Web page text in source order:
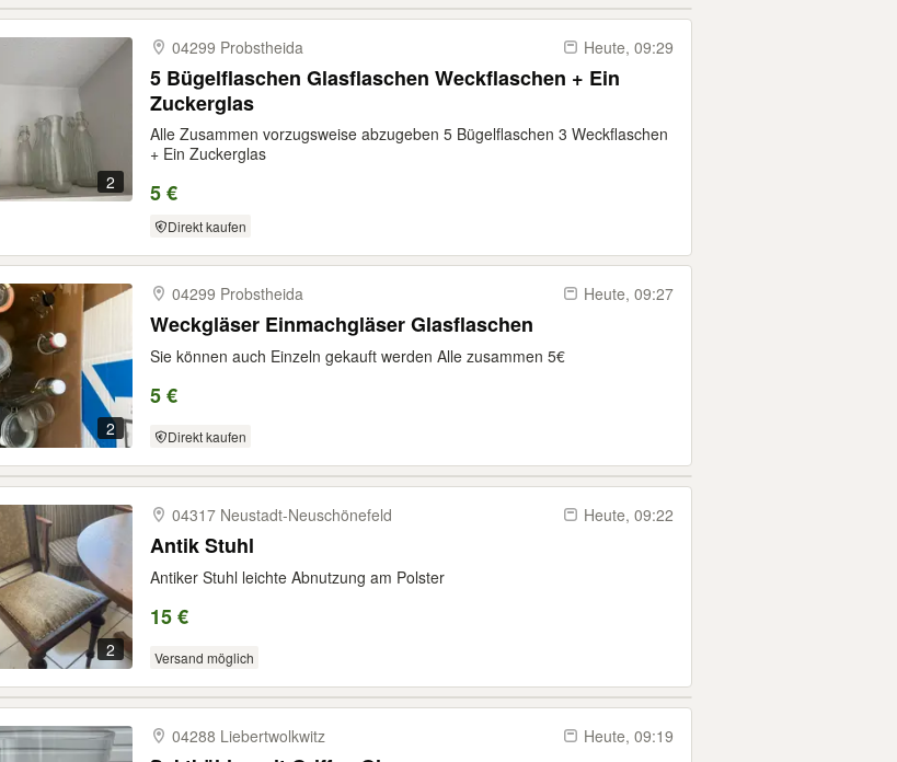
2
04299 Probstheida Heute, 09:29
5 Bügelflaschen Glasflaschen Weckflaschen + Ein
Zuckerglas
Alle Zusammen vorzugsweise abzugeben 5 Bügelflaschen 3 Weckflaschen
+ Ein Zuckerglas
5 €
Direkt kaufen
2
04299 Probstheida Heute, 09:27
Weckgläser Einmachgläser Glasflaschen
Sie können auch Einzeln gekauft werden Alle zusammen 5€
5 €
Direkt kaufen
2
04317 Neustadt-​Neuschönefeld Heute, 09:22
Antik Stuhl
Antiker Stuhl leichte Abnutzung am Polster
15 €
Versand möglich
04288 Liebertwolkwitz Heute, 09:19